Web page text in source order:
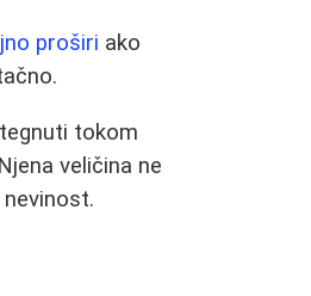
proširi ako
tokom
veličina ne